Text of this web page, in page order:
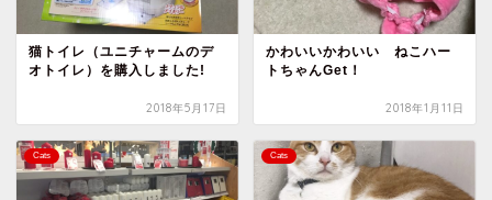
猫トイレ（ユニチャームのデ
オトイレ）を購入しました!
2018年5月17日
かわいいかわいい ねこハー
トちゃんGet！
2018年1月11日
Cats Cats